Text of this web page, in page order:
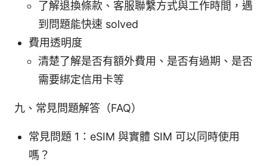
了解退換條款、客服聯繫方式與工作時間，遇
到問題能快速 solved
費用透明度
清楚了解是否有額外費用、是否有過期、是否
需要綁定信用卡等
九、常見問題解答（FAQ）
常見問題 1：eSIM 與實體 SIM 可以同時使用
嗎？